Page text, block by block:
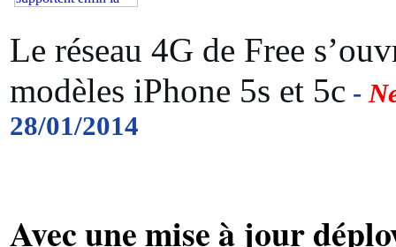
Le réseau 4G de Free
modèles iPhone 5s et 5c -
28/01/2014
Avec une mise à jour